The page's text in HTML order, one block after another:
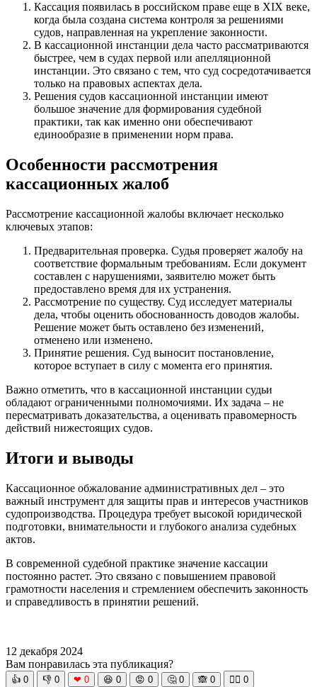
Кассация появилась в российском праве еще в XIX веке,
когда была создана система контроля за решениями
судов, направленная на укрепление законности.
В кассационной инстанции дела часто рассматриваются
быстрее, чем в судах первой или апелляционной
инстанции. Это связано с тем, что суд сосредотачивается
только на правовых аспектах дела.
Решения судов кассационной инстанции имеют
большое значение для формирования судебной
практики, так как именно они обеспечивают
единообразие в применении норм права.
Особенности рассмотрения
кассационных жалоб
Рассмотрение кассационной жалобы включает несколько
ключевых этапов:
Предварительная проверка. Судья проверяет жалобу на
соответствие формальным требованиям. Если документ
составлен с нарушениями, заявителю может быть
предоставлено время для их устранения.
Рассмотрение по существу. Суд исследует материалы
дела, чтобы оценить обоснованность доводов жалобы.
Решение может быть оставлено без изменений,
отменено или изменено.
Принятие решения. Суд выносит постановление,
которое вступает в силу с момента его принятия.
Важно отметить, что в кассационной инстанции судьи
обладают ограниченными полномочиями. Их задача – не
пересматривать доказательства, а оценивать правомерность
действий нижестоящих судов.
Итоги и выводы
Кассационное обжалование административных дел – это
важный инструмент для защиты прав и интересов участников
судопроизводства. Процедура требует высокой юридической
подготовки, внимательности и глубокого анализа судебных
актов.
В современной судебной практике значение кассации
постоянно растет. Это связано с повышением правовой
грамотности населения и стремлением обеспечить законность
и справедливость в принятии решений.
12 декабря 2024
Вам понравилась эта публикация?
👍 0 👎 0 ❤ 0 😆 0 😡 0 🤔 0 🙈 0 🧘‍♀️ 0